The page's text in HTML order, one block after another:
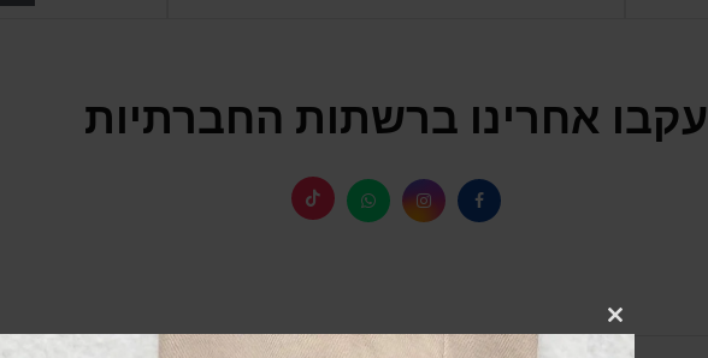
עקבו אחרינו ברשתות החברתיות
CLOSE